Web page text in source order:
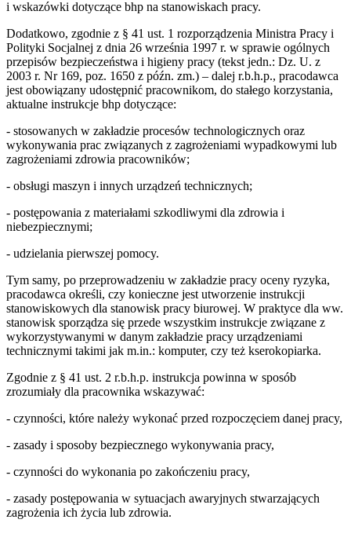
i wskazówki dotyczące bhp na stanowiskach pracy.
Dodatkowo, zgodnie z § 41 ust. 1 rozporządzenia Ministra Pracy i
Polityki Socjalnej z dnia 26 września 1997 r. w sprawie ogólnych
przepisów bezpieczeństwa i higieny pracy (tekst jedn.: Dz. U. z
2003 r. Nr 169, poz. 1650 z późn. zm.) – dalej r.b.h.p., pracodawca
jest obowiązany udostępnić pracownikom, do stałego korzystania,
aktualne instrukcje bhp dotyczące:
- stosowanych w zakładzie procesów technologicznych oraz
wykonywania prac związanych z zagrożeniami wypadkowymi lub
zagrożeniami zdrowia pracowników;
- obsługi maszyn i innych urządzeń technicznych;
- postępowania z materiałami szkodliwymi dla zdrowia i
niebezpiecznymi;
- udzielania pierwszej pomocy.
Tym samy, po przeprowadzeniu w zakładzie pracy oceny ryzyka,
pracodawca określi, czy konieczne jest utworzenie instrukcji
stanowiskowych dla stanowisk pracy biurowej. W praktyce dla ww.
stanowisk sporządza się przede wszystkim instrukcje związane z
wykorzystywanymi w danym zakładzie pracy urządzeniami
technicznymi takimi jak m.in.: komputer, czy też kserokopiarka.
Zgodnie z § 41 ust. 2 r.b.h.p. instrukcja powinna w sposób
zrozumiały dla pracownika wskazywać:
- czynności, które należy wykonać przed rozpoczęciem danej pracy,
- zasady i sposoby bezpiecznego wykonywania pracy,
- czynności do wykonania po zakończeniu pracy,
- zasady postępowania w sytuacjach awaryjnych stwarzających
zagrożenia ich życia lub zdrowia.